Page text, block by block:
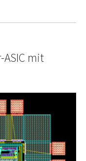
ASIC mit